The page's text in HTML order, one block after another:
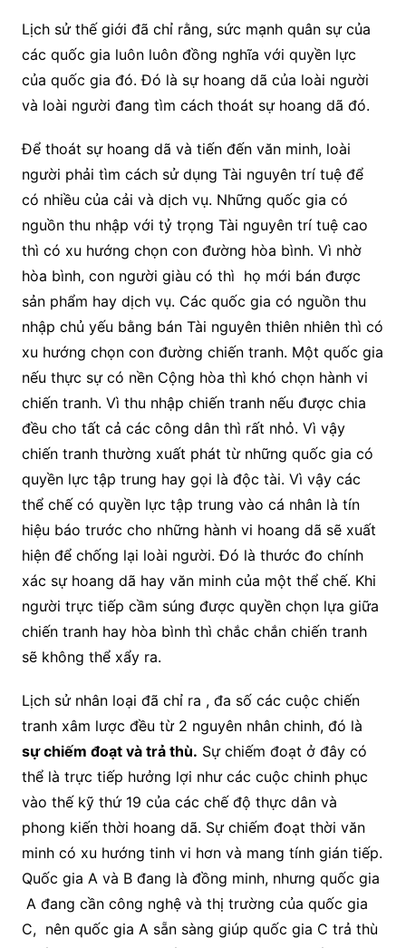
Lịch sử thế giới đã chỉ rằng, sức mạnh quân sự của
các quốc gia luôn luôn đồng nghĩa với quyền lực
của quốc gia đó. Đó là sự hoang dã của loài người
và loài người đang tìm cách thoát sự hoang dã đó.
Để thoát sự hoang dã và tiến đến văn minh, loài
người phải tìm cách sử dụng Tài nguyên trí tuệ để
có nhiều của cải và dịch vụ. Những quốc gia có
nguồn thu nhập với tỷ trọng Tài nguyên trí tuệ cao
thì có xu hướng chọn con đường hòa bình. Vì nhờ
hòa bình, con người giàu có thì họ mới bán được
sản phẩm hay dịch vụ. Các quốc gia có nguồn thu
nhập chủ yếu bằng bán Tài nguyên thiên nhiên thì có
xu hướng chọn con đường chiến tranh. Một quốc gia
nếu thực sự có nền Cộng hòa thì khó chọn hành vi
chiến tranh. Vì thu nhập chiến tranh nếu được chia
đều cho tất cả các công dân thì rất nhỏ. Vì vậy
chiến tranh thường xuất phát từ những quốc gia có
quyền lực tập trung hay gọi là độc tài. Vì vậy các
thể chế có quyền lực tập trung vào cá nhân là tín
hiệu báo trước cho những hành vi hoang dã sẽ xuất
hiện để chống lại loài người. Đó là thước đo chính
xác sự hoang dã hay văn minh của một thể chế. Khi
người trực tiếp cầm súng được quyền chọn lựa giữa
chiến tranh hay hòa bình thì chắc chắn chiến tranh
sẽ không thể xẩy ra.
Lịch sử nhân loại đã chỉ ra , đa số các cuộc chiến
tranh xâm lược đều từ 2 nguyên nhân chinh, đó là
sự chiếm đoạt và trả thù. Sự chiếm đoạt ở đây có
thể là trực tiếp hưởng lợi như các cuộc chinh phục
vào thế kỹ thứ 19 của các chế độ thực dân và
phong kiến thời hoang dã. Sự chiếm đoạt thời văn
minh có xu hướng tinh vi hơn và mang tính gián tiếp.
Quốc gia A và B đang là đồng minh, nhưng quốc gia
A đang cần công nghệ và thị trường của quốc gia
C, nên quốc gia A sẵn sàng giúp quốc gia C trả thù